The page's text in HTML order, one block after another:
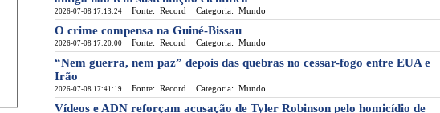
2026-07-08 17:13:24 Fonte: Record Categoria: Mundo
O crime compensa na Guiné-Bissau
2026-07-08 17:20:00 Fonte: Record Categoria: Mundo
“Nem guerra, nem paz” depois das quebras no cessar-fogo entre EUA e
Irão
2026-07-08 17:41:19 Fonte: Record Categoria: Mundo
Vídeos e ADN reforçam acusação de Tyler Robinson pelo homicídio de